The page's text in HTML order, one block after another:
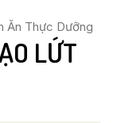
Ăn Thực Dưỡng
LỨT